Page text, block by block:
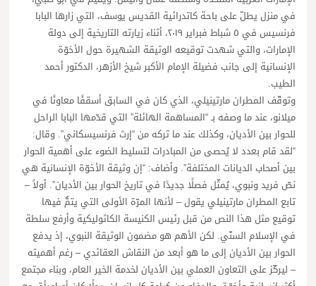
في منزل يطلّ على باحة كاتدرائية القديس يوسف، التي زارها البابا
فرنسيس في ٥ شباط فبراير ٢٠١٩، أثناء زيارته التاريخية إلى دولة
الإمارات، والتي شهدت توقيعه الوثيقة الشهيرة حول الأخوّة
الإنسانية إلى جانب فضيلة الإمام الأكبر شيخ الأزهر، الدكتور أحمد
الطيب.
وتوقّف المطران مارتينيلي، الذي كان في السابق أسقفًا معاونًا في
ميلانو، عند ما وصفه بـ “المساهمة الهائلة” التي قدّمها البابا الراحل
للحوار بين الأديان، وكذلك عند ما تركه من “إرث فرنسيسكاني”. وقال:
“لقد قام بعدد لا يُحصى من المبادرات لتسليط الضوء على أهمية الحوار
بين أصحاب الديانات المختلفة”. وأضاف: “إن وثيقة الأخوّة الإنسانية هي
نصّ فريد ونبوي، يُمثّل فصلًا جديدًا في تاريخ الحوار بين الأديان”. أولاً –
تابع المطران مارتينيلي يقول – لأنها المرّة الأولى التي يتمُّ فيها
توقيع مثل هذا النص من قبل رئيس الكنيسة الكاثوليكية وأرفع سلطة
في الإسلام السنّي. لكن الأهم هو مضمون الوثيقة النبوي، إذ يدفع
الحوار بين الأديان إلى ما هو أبعد من النقاش العقائدي – رغم أهميته
– ليركّز على التعاون العملي بين الأديان لخدمة الخير العام، وبناء مجتمع